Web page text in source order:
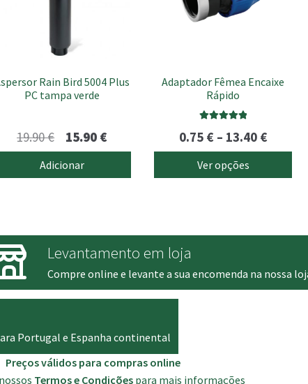
Rain Bird 5004 Plus
PC tampa verde
19.90€
preço
original
15.90 €O
preço
atual
Adicionar
Adaptador Fêmea Encaixe
Rápido
5.00 de 5
0.75 € – 13.40 €Price
range:
0.75 €
Ver opções
on
Levantamento em loja
Compre online e levante a sua encomenda na nossa
Portugal e Espanha continental
Preços válidos para compras online
Termos e Condições para mais informações